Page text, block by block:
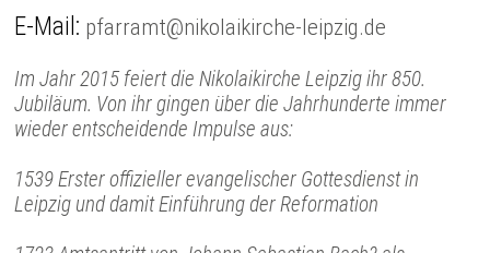
E-Mail: pfarramt@nikolaikirche-leipzig.de
Im Jahr 2015 feiert die Nikolaikirche Leipzig ihr 850.
Jubiläum. Von ihr gingen über die Jahrhunderte immer
wieder entscheidende Impulse aus:
1539 Erster offizieller evangelischer Gottesdienst in
Leipzig und damit Einführung der Reformation